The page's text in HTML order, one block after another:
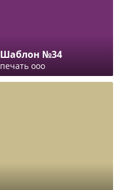
Шаблон №34
печать ооо